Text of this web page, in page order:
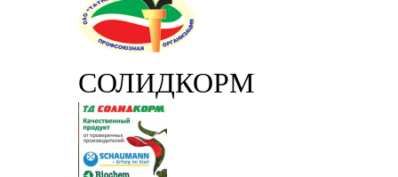
СОЛИДКОРМ